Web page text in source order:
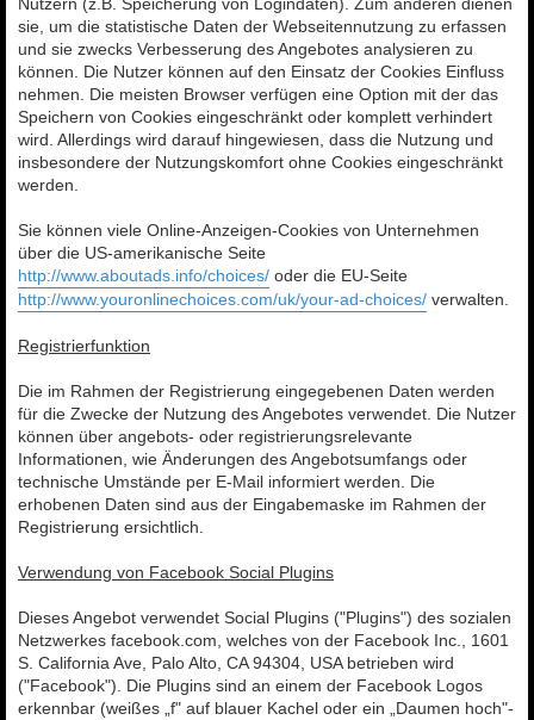
Nutzern (z.B. Speicherung von Logindaten). Zum anderen dienen
sie, um die statistische Daten der Webseitennutzung zu erfassen
und sie zwecks Verbesserung des Angebotes analysieren zu
können. Die Nutzer können auf den Einsatz der Cookies Einfluss
nehmen. Die meisten Browser verfügen eine Option mit der das
Speichern von Cookies eingeschränkt oder komplett verhindert
wird. Allerdings wird darauf hingewiesen, dass die Nutzung und
insbesondere der Nutzungskomfort ohne Cookies eingeschränkt
werden.
Sie können viele Online-Anzeigen-Cookies von Unternehmen
über die US-amerikanische Seite
http://www.aboutads.info/choices/ oder die EU-Seite
http://www.youronlinechoices.com/uk/your-ad-choices/ verwalten.
Registrierfunktion
Die im Rahmen der Registrierung eingegebenen Daten werden
für die Zwecke der Nutzung des Angebotes verwendet. Die Nutzer
können über angebots- oder registrierungsrelevante
Informationen, wie Änderungen des Angebotsumfangs oder
technische Umstände per E-Mail informiert werden. Die
erhobenen Daten sind aus der Eingabemaske im Rahmen der
Registrierung ersichtlich.
Verwendung von Facebook Social Plugins
Dieses Angebot verwendet Social Plugins ("Plugins") des sozialen
Netzwerkes facebook.com, welches von der Facebook Inc., 1601
S. California Ave, Palo Alto, CA 94304, USA betrieben wird
("Facebook"). Die Plugins sind an einem der Facebook Logos
erkennbar (weißes „f" auf blauer Kachel oder ein „Daumen hoch"-